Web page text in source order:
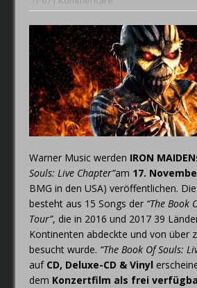
Thorsagon
Warner Music werden IRON MAIDEN
Souls: Live Chapter”am 17.
BMG in den USA) veröffentlichen.
besteht aus 15 Songs der “The Book
Tour”, die in 2016 und 2017 39
Kontinenten abdeckte und von über
besucht wurde. “The Book Of Souls:
auf CD, Deluxe-CD & Vinyl
dem Konzertfilm als frei